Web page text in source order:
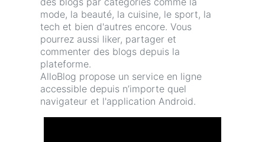
mode, la beauté, la cuisine, le sport, la
tech et bien d'autres encore. Vous
pourrez aussi liker, partager et
commenter des blogs depuis la
plateforme.
AlloBlog propose un service en ligne
accessible depuis n’importe quel
navigateur et l'application Android.